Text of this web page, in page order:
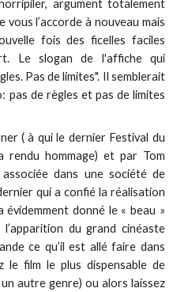
argument totalement
vous l’accorde à nouveau mais
fois des ficelles faciles
Le slogan de l'affiche qui
Pas de limites". Il semblerait
pas de règles et pas de limites
( à qui le dernier Festival du
rendu hommage) et par Tom
dans une société de
qui a confié la réalisation
donné le « beau »
du grand cinéaste
ce qu’il est allé faire dans
film le plus dispensable de
un autre genre) ou alors laissez